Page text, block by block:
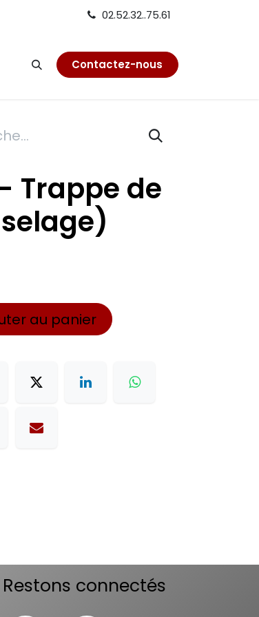
02.52.32..75.61
Contactez-nous
Trappe de
au panier
Restons connectés